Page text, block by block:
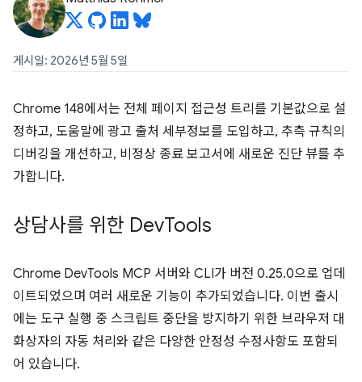
게시일: 2026년 5월 5일
Chrome 148에서는 전체 페이지 접근성 트리를 기본값으로 설
정하고, 도움말에 광고 출처 세부정보를 도입하고, 추측 규칙의
디버깅을 개선하고, 비정상 종료 보고서에 새로운 진단 뷰를 추
가합니다.
상담사를 위한 DevTools
Chrome DevTools MCP 서버와 CLI가 버전 0.25.0으로 업데
이트되었으며 여러 새로운 기능이 추가되었습니다. 이번 출시
에는 도구 실행 중 스크립트 중단을 방지하기 위한 브라우저 대
화상자의 자동 처리와 같은 다양한 안정성 수정사항도 포함되
어 있습니다.